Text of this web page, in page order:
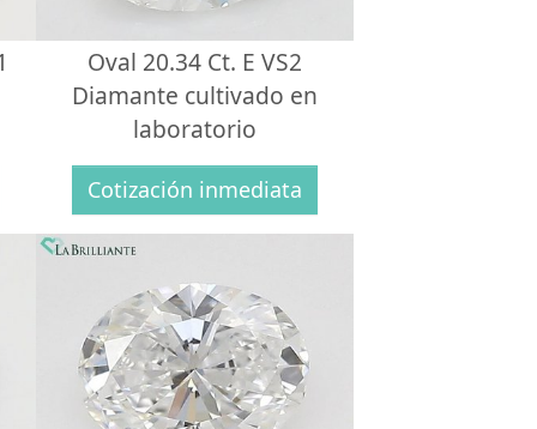
Oval 20.34 Ct. E VS2
Diamante cultivado en
laboratorio
Cotización inmediata